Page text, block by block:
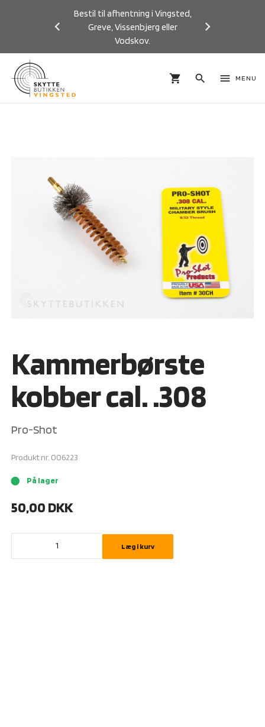
Bestil til afhentning i Vingsted,
Greve, Vissenbjerg eller
Vodskov.
Previous
shopping_cart search menu MENU
Kammerbørste
kobber cal. .308
Pro-Shot
Produkt nr. 006223
brightness_1 På lager
50,00 DKK
Læg i kurv